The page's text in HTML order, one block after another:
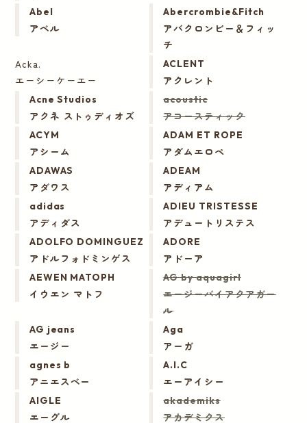
Abel
アベル
Abercrombie&Fitch
アバクロンビー＆フィッ
チ
Acka.
エーシーケーエー
ACLENT
アクレント
Acne Studios
アクネ ストゥディオズ
acoustic
アコースティック
ACYM
アシーム
ADAM ET ROPE
アダムエロペ
ADAWAS
アダワス
ADEAM
アディアム
adidas
アディダス
ADIEU TRISTESSE
アデュートリステス
ADOLFO DOMINGUEZ
アドルフォドミンゲス
ADORE
アドーア
AEWEN MATOPH
イウエン マトフ
AG by aquagirl
エージーバイアクアガー
ル
AG jeans
エージー
Aga
アーガ
agnes b
アニエスベー
A.I.C
エーアイシー
AIGLE
エーグル
akademiks
アカデミクス